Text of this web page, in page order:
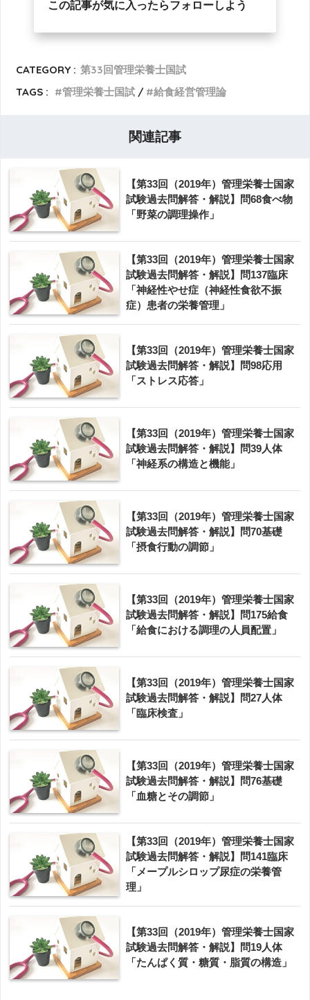
この記事が気に入ったらフォローしよう
CATEGORY : 第33回管理栄養士国試
TAGS :
管理栄養士国試 給食経営管理論
関連記事
【第33回（2019年）管理栄養士国家
試験過去問解答・解説】問68食べ物
「野菜の調理操作」
【第33回（2019年）管理栄養士国家
試験過去問解答・解説】問137臨床
「神経性やせ症（神経性食欲不振
症）患者の栄養管理」
【第33回（2019年）管理栄養士国家
試験過去問解答・解説】問98応用
「ストレス応答」
【第33回（2019年）管理栄養士国家
試験過去問解答・解説】問39人体
「神経系の構造と機能」
【第33回（2019年）管理栄養士国家
試験過去問解答・解説】問70基礎
「摂食行動の調節」
【第33回（2019年）管理栄養士国家
試験過去問解答・解説】問175給食
「給食における調理の人員配置」
【第33回（2019年）管理栄養士国家
試験過去問解答・解説】問27人体
「臨床検査」
【第33回（2019年）管理栄養士国家
試験過去問解答・解説】問76基礎
「血糖とその調節」
【第33回（2019年）管理栄養士国家
試験過去問解答・解説】問141臨床
「メープルシロップ尿症の栄養管
理」
【第33回（2019年）管理栄養士国家
試験過去問解答・解説】問19人体
「たんぱく質・糖質・脂質の構造」